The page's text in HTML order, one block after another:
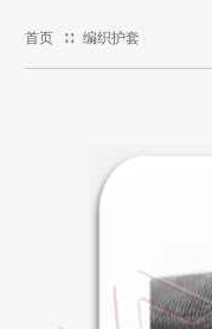
首页 ∷ 编织护套